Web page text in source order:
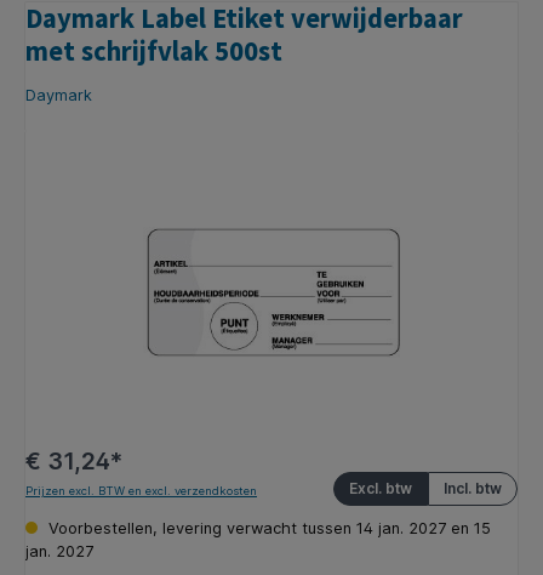
Daymark Label Etiket verwijderbaar
met schrijfvlak 500st
Daymark
€ 31,24*
Incl. btw
Excl. btw
Prijzen excl. BTW en excl. verzendkosten
Voorbestellen, levering verwacht tussen 14 jan. 2027 en 15
jan. 2027